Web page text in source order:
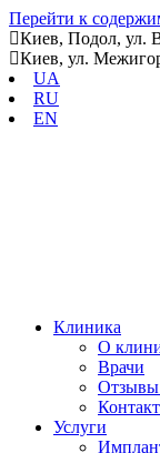
Перейти к
Киев, Подол, ул.
Киев, ул.
UA
RU
EN
Клиника
О
Врачи
Отзывы
Услуги